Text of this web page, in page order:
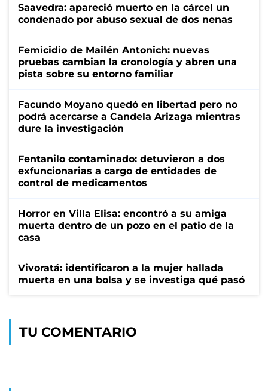
Saavedra: apareció muerto en la cárcel un
condenado por abuso sexual de dos nenas
Femicidio de Mailén Antonich: nuevas
pruebas cambian la cronología y abren una
pista sobre su entorno familiar
Facundo Moyano quedó en libertad pero no
podrá acercarse a Candela Arizaga mientras
dure la investigación
Fentanilo contaminado: detuvieron a dos
exfuncionarias a cargo de entidades de
control de medicamentos
Horror en Villa Elisa: encontró a su amiga
muerta dentro de un pozo en el patio de la
casa
Vivoratá: identificaron a la mujer hallada
muerta en una bolsa y se investiga qué pasó
TU COMENTARIO